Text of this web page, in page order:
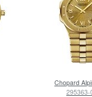
Chopard
295363-